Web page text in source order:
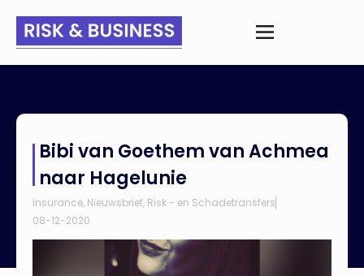
Hagelunie
Bibi van Goethem van Achmea
naar Hagelunie
Insurance, Nieuwsbrief, Risk - en Schadetransfers
08-12-2020